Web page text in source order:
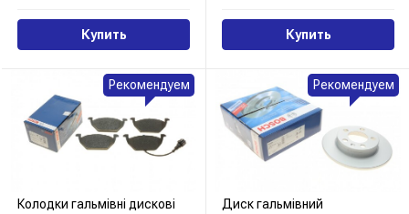
Купить Купить
Колодки гальмівні дискові
Рекомендуем
Диск гальмівний
Рекомендуем